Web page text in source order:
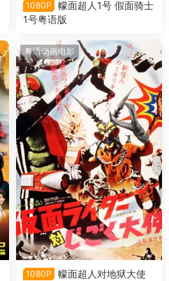
1080P
幪面超人1号 假面骑士
1号粤语版
粤语动画电影
1080P
幪面超人对地狱大使